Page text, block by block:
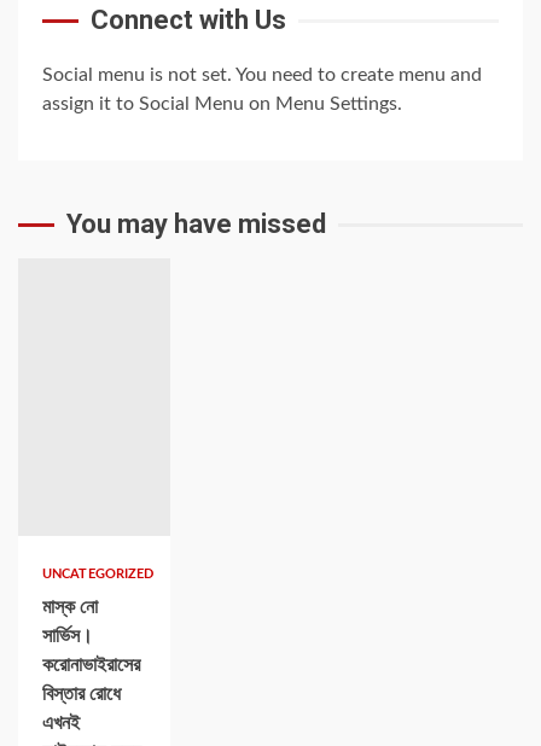
Connect with Us
Social menu is not set. You need to create menu and
assign it to Social Menu on Menu Settings.
You may have missed
UNCATEGORIZED
মাস্ক নো
সার্ভিস।
করোনাভাইরাসের
বিস্তার রোধে
এখনই